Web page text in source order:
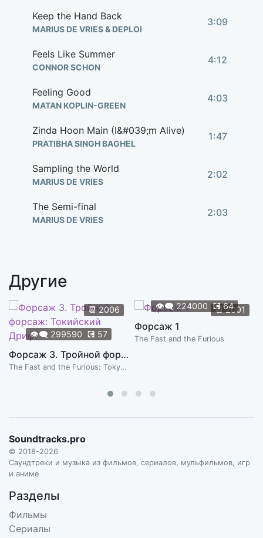
Keep the Hand Back
MARIUS DE VRIES & DEPLOI
3:09
Feels Like Summer
CONNOR SCHON
4:12
Feeling Good
MATAN KOPLIN-GREEN
4:03
Zinda Hoon Main (I&#039;m Alive)
PRATIBHA SINGH BAGHEL
1:47
Sampling the World
MARIUS DE VRIES
2:02
The Semi-final
MARIUS DE VRIES
2:03
Pakki Yaariyaan
Другие
📆2006
👁️‍🗨️ 299590 💽 57
Форсаж 3. Тройной форсаж: Токийский Дрифт
The Fast and the Furious: Tokyo Drift
📆2001
👁️‍🗨️224000 💽64
Форсаж 1
The Fast and the Furious
Soundtracks.pro
© 2018-2026
Саундтреки и музыка из фильмов, сериалов, мульфильмов, игр
и аниме
Разделы
Фильмы
Сериалы